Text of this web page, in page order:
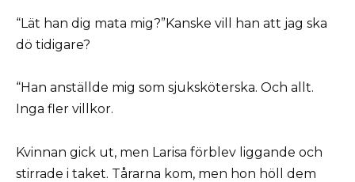
“Lät han dig mata mig?”Kanske vill han att jag ska
dö tidigare?
“Han anställde mig som sjuksköterska. Och allt.
Inga fler villkor.
Kvinnan gick ut, men Larisa förblev liggande och
stirrade i taket. Tårarna kom, men hon höll dem